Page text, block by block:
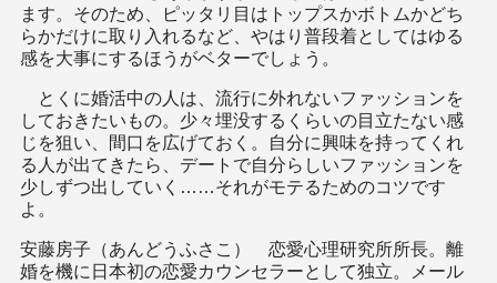
ます。そのため、ピッタリ目はトップスかボトムかどち
らかだけに取り入れるなど、やはり普段着としてはゆる
感を大事にするほうがベターでしょう。
とくに婚活中の人は、流行に外れないファッションを
しておきたいもの。少々埋没するくらいの目立たない感
じを狙い、間口を広げておく。自分に興味を持ってくれ
る人が出てきたら、デートで自分らしいファッションを
少しずつ出していく……それがモテるためのコツです
よ。
安藤房子（あんどうふさこ） 恋愛心理研究所所長。離
婚を機に日本初の恋愛カウンセラーとして独立。メール